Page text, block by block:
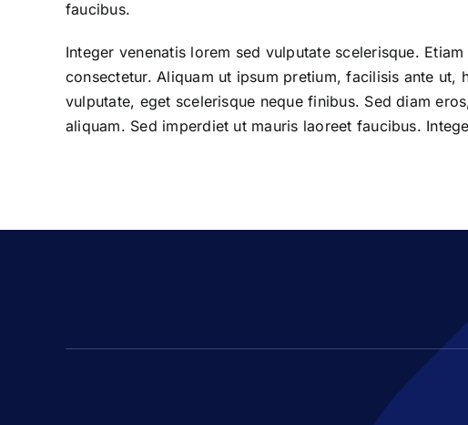
faucibus.
Integer venenatis lorem sed vulputate scelerisque.
consectetur. Aliquam ut ipsum pretium, facilisis ante ut,
vulputate, eget scelerisque neque finibus. Sed diam
aliquam. Sed imperdiet ut mauris laoreet faucibus.